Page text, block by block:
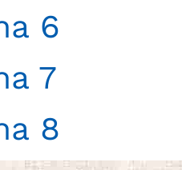
6
7
8